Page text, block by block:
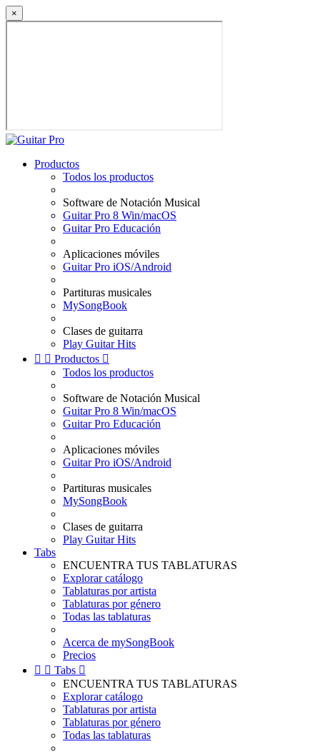
×
Productos
Todos los productos
Software de Notación Musical
Guitar Pro 8 Win/macOS
Guitar Pro Educación
Aplicaciones móviles
Guitar Pro iOS/Android
Partituras musicales
MySongBook
Clases de guitarra
Play Guitar Hits
  Productos 
Todos los productos
Software de Notación Musical
Guitar Pro 8 Win/macOS
Guitar Pro Educación
Aplicaciones móviles
Guitar Pro iOS/Android
Partituras musicales
MySongBook
Clases de guitarra
Play Guitar Hits
Tabs
ENCUENTRA TUS TABLATURAS
Explorar catálogo
Tablaturas por artista
Tablaturas por género
Todas las tablaturas
Acerca de mySongBook
Precios
  Tabs 
ENCUENTRA TUS TABLATURAS
Explorar catálogo
Tablaturas por artista
Tablaturas por género
Todas las tablaturas